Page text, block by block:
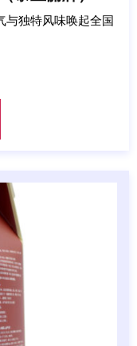
与独特风味唤起全国